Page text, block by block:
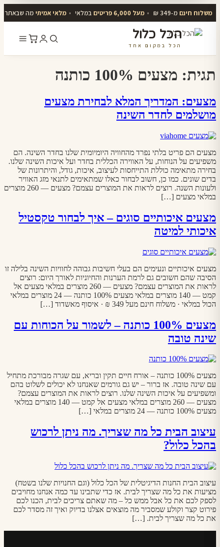
משלוח חינם מ-349 ₪ • מעל 6,000 פריטים במלאי • מלאי אמיתי מה שבאתר
הכל כלול
הכל במקום אחד
תגית: מצעים 100% כותנה
מצעים: המדריך המלא לבחירת מצעים
מושלמים לחדר השינה
מצעים הם פריט בלתי נפרד מהחוויה היומיומית שלנו בחדר השינה. הם
משפיעים על הנוחות, על האווירה הכללית בחדר ועל איכות השינה שלנו.
בחירה מתאימה כוללת התייחסות לעיצוב, איכות, גודל, והיתרונות של
בדים שונים. כמו כן, חשוב לבחור כאלו שמתאימים לתנאי מזג האוויר
ולעונות השנה. רוצים לראות את המוצרים עצמם? מצעים — 260 מוצרים
במלאי מצעים […]
מצעים איכותיים סוגים – איך לבחור טקסטיל
איכותי למיטה
מצעים איכותיים ונעימים הם בעלי חשיבות גבוהה לחוויות השינה בלילה זו
הסיבה שהם חשובים גם לרמת הערנות והחיוניות לאורך היום: רוצים
לראות את המוצרים עצמם? מצעים — 260 מוצרים במלאי מצעים אל
קמט — 140 מוצרים במלאי מצעים 100% כותנה — 24 מוצרים במלאי
הכול במלאי · משלוח חינם מעל 349 ₪ · איסוף מאשדוד […]
מצעים 100% כותנה – לשמור על הכוחות עם
שינה טובה
מצעים 100% כותנה – אורח חיים תקין ובריא, עם שגרה מבורכת מתחיל
עם שינה טובה. אז ברור – יש גם גורמים שאנחנו לא יכולים לשלוט בהם
ומשפיעים על איכות השינה שלנו. רוצים לראות את המוצרים עצמם?
מצעים — 260 מוצרים במלאי מצעים אל קמט — 140 מוצרים במלאי
מצעים 100% כותנה — 24 מוצרים במלאי […]
עיצוב הבית כל מה שצריך. מה ניתן לרכוש
בהכל כלול?
עיצוב הבית החנות הדיגיטלית של הכל כלול (וגם החנויות שלנו בשטח)
מציעות את כל מה שצריך לבית. אז כדי שתבינו עד כמה אנחנו מחויבים
לספק לכם את כל אבל ממש כל – מה שאתם צריכים לבית, הכנו לכם
פירוט קצר וקולע שמסביר מה מוצאים אצלנו בדיוק ואיך זה מסדר לכם
את כל מה שצריך לבית. […]